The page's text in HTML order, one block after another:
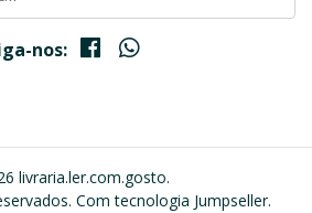
nos:
livraria.ler.com.gosto.
Com tecnologia Jumpseller.